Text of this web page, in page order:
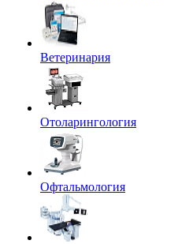
Ветеринария
Отоларингология
Офтальмология